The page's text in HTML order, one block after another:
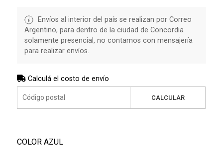
Envíos al interior del país se realizan por Correo
Argentino, para dentro de la ciudad de Concordia
solamente presencial, no contamos con mensajería
para realizar envíos.
Calculá el costo de envío
CALCULAR
COLOR AZUL